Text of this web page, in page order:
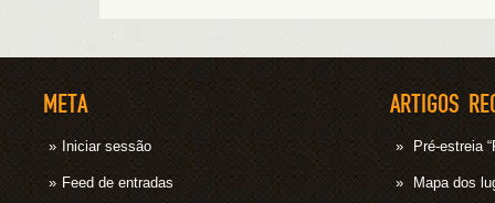
META
Iniciar sessão
Feed de entradas
ARTIGOS
Pré-estreia
Mapa dos